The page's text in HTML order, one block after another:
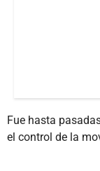
Fue hasta
el control de la